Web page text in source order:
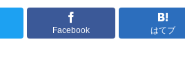
Facebook はてブ